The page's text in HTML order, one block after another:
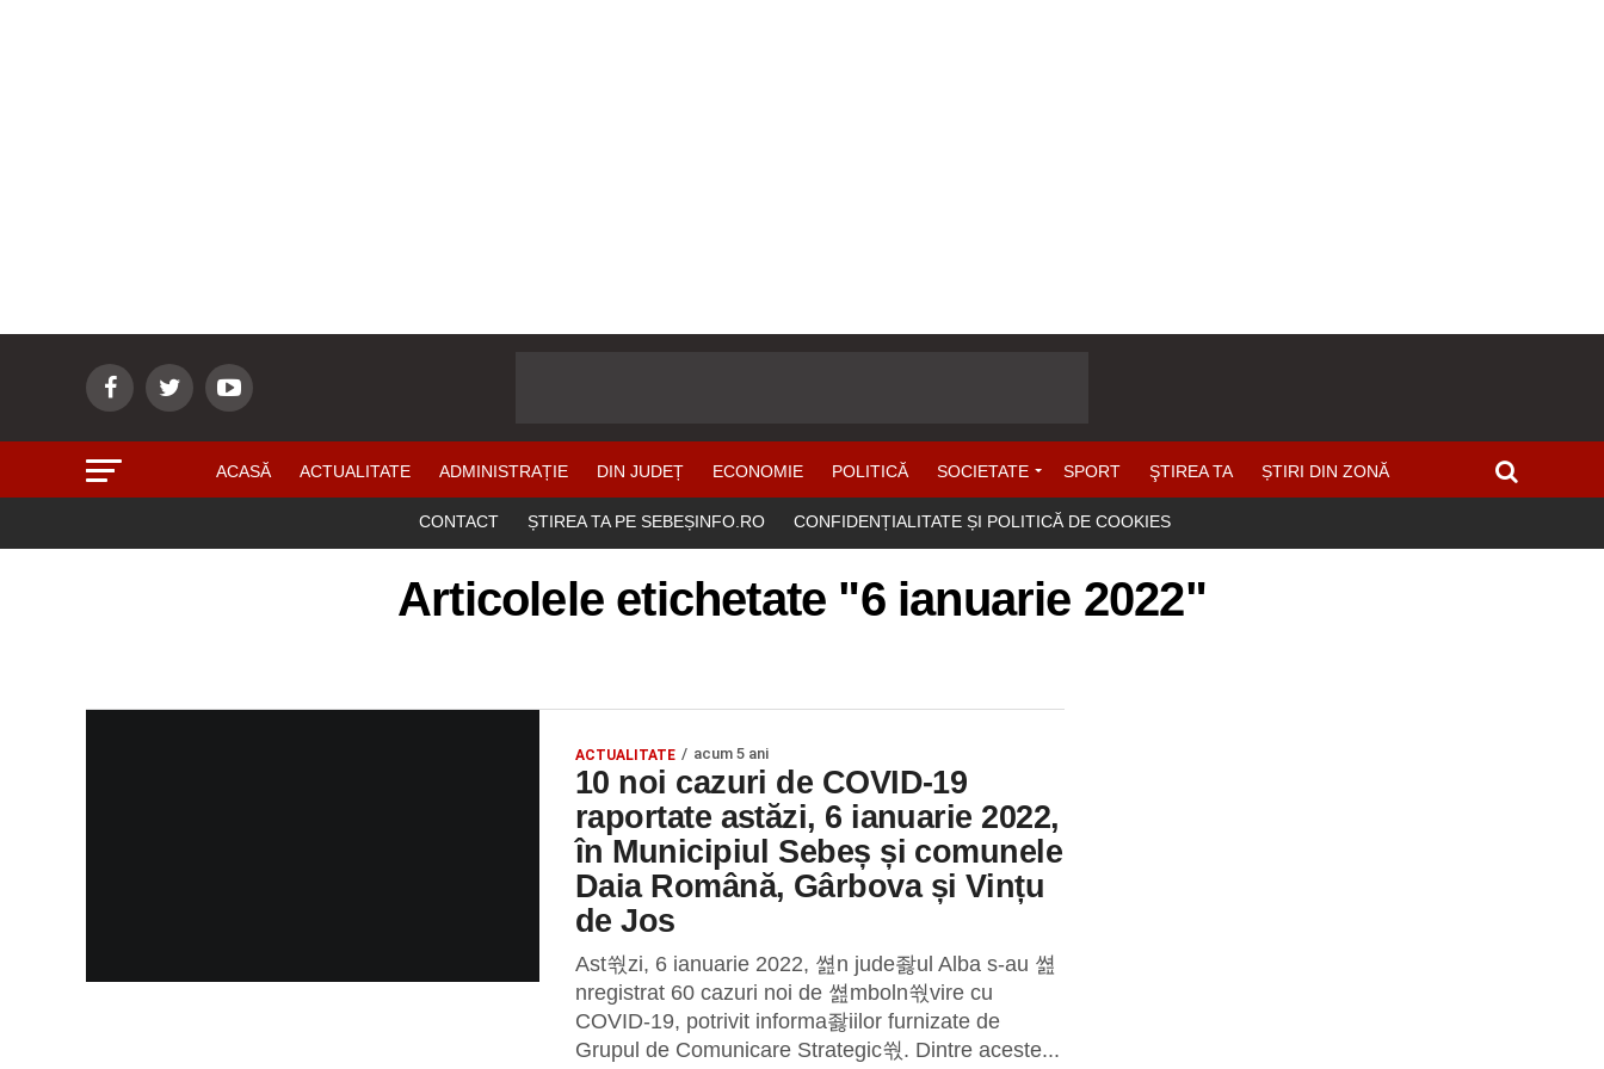
ACASĂ ACTUALITATE ADMINISTRAȚIE DIN JUDEȚ ECONOMIE POLITICĂ SOCIETATE SPORT ŞTIREA TA ȘTIRI DIN ZONĂ
CONTACT ȘTIREA TA PE SEBEȘINFO.RO CONFIDENȚIALITATE ȘI POLITICĂ DE COOKIES
Articolele etichetate "6 ianuarie 2022"
ACTUALITATE acum 5 ani
10 noi cazuri de COVID-19
raportate astăzi, 6 ianuarie 2022,
în Municipiul Sebeș și comunele
Daia Română, Gârbova și Vințu
de Jos
Ast쒃zi, 6 ianuarie 2022, 쎮n jude좛ul Alba s-au 쎮
nregistrat 60 cazuri noi de 쎮mboln쒃vire cu
COVID-19, potrivit informa좛iilor furnizate de
Grupul de Comunicare Strategic쒃. Dintre aceste...